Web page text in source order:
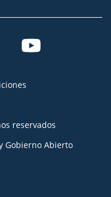
reservados
Gobierno Abierto